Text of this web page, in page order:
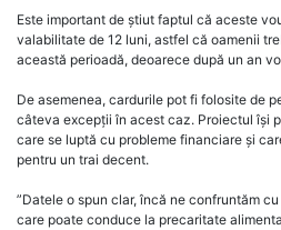
Este important de știut faptul că aceste
valabilitate de 12 luni, astfel că oamenii
această perioadă, deoarece după un an
De asemenea, cardurile pot fi folosite de
câteva excepții în acest caz. Proiectul își
care se luptă cu probleme financiare și
pentru un trai decent.
”Datele o spun clar, încă ne confruntăm
care poate conduce la precaritate